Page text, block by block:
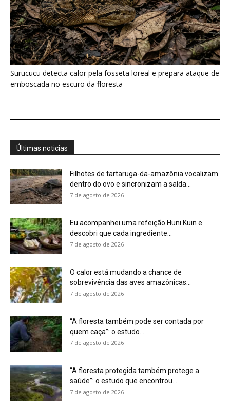
Filhotes de tartaruga-da-amazônia vocalizam
dentro do ovo e sincronizam a saída...
7 de agosto de 2026
Eu acompanhei uma refeição Huni Kuin e
descobri que cada ingrediente...
7 de agosto de 2026
“A floresta também pode ser contada por
7 de agosto de 2026
7 de agosto de 2026